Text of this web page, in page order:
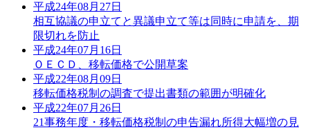
平成24年08月27日
相互協議の申立てと異議申立て等は同時に申請を、期
限切れを防止
平成24年07月16日
ＯＥＣＤ、移転価格で公開草案
平成22年08月09日
移転価格税制の調査で提出書類の範囲が明確化
平成22年07月26日
21事務年度・移転価格税制の申告漏れ所得大幅増の見